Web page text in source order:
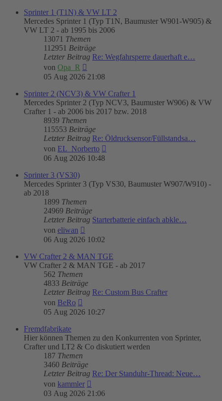
Sprinter 1 (T1N) & VW LT 2
Mercedes Sprinter 1 (Typ T1N, Baumuster W901-W905) &
VW LT 2 - ab 1995 bis 2006
13071 Themen
112951 Beiträge
Letzter Beitrag Re: Wegfahrsperre dauerhaft e…
von Opa_R
Beitrag
05 Aug 2026 21:08
Sprinter 2 (NCV3) & VW Crafter 1
Mercedes Sprinter 2 (Typ NCV3, Baumuster W906) & VW
Crafter 1 - ab 2006 bis 2017 bzw. 2018
8939 Themen
115553 Beiträge
Letzter Beitrag Re: Öldrucksensor/Füllstandsa…
von EL_Norberto
06 Aug 2026 10:48
Sprinter 3 (VS30)
Mercedes Sprinter 3 (Typ VS30, Baumuster W907/W910) -
ab 2018
1899 Themen
24969 Beiträge
Letzter Beitrag Starterbatterie einfach abkle…
von eliwan
Beitrag
06 Aug 2026 10:02
VW Crafter 2 & MAN TGE
VW Crafter 2 & MAN TGE - ab 2017
562 Themen
4833 Beiträge
Letzter Beitrag Re: Custom Bus Crafter
von BeRo
Beitrag
05 Aug 2026 10:27
Fremdfabrikate
Hier können Themen zu den Konkurrenten von Sprinter,
Crafter und LT2 & Co diskutiert werden
187 Themen
3460 Beiträge
Letzter Beitrag Re: Der Standuhr-Thread: Neue…
von kammler
Beitrag
03 Aug 2026 21:06